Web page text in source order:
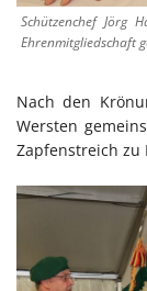
Schützenchef Jörg
Ehrenmitgliedschaft
Nach den
Wersten
Zapfenstreich zu